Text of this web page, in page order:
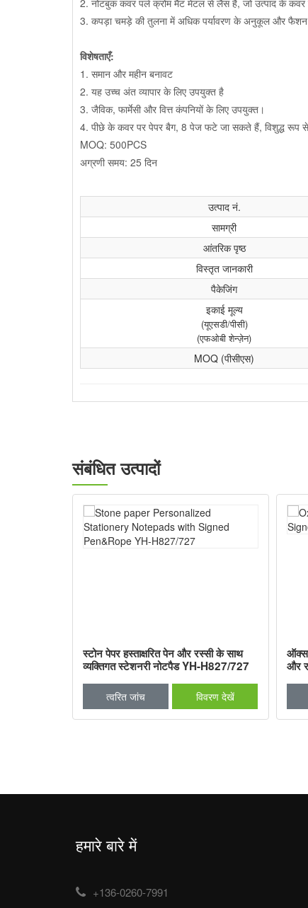
2. नोटबुक कवर पर्ल क्रोम मैट मेटल से लैस है, जो उत्पाद के
3. कपड़ा चमड़े की तुलना में अधिक पर्यावरण के अनुकूल और फैशन
विशेषताएँ:
1. समान और महीन बनावट
2. यह उच्च अंत व्यापार के लिए उपयुक्त है
3. जैविक, फार्मेसी और वित्त कंपनियों के लिए उपयुक्त।
4. पीछे के कवर पर पेपर बैग, 8 पेज फटे जा सकते हैं, विशुद्ध रूप से
MOQ: 500PCS
अग्रणी समय: 25 दिन
उत्पाद नं.
सामग्री
आंतरिक पृष्ठ
विस्‍तृत जानकारी
पैकेजिंग
इकाई मूल्य
(यूएसडी/पीसी)
(एफओबी शेन्ज़ेन)
MOQ (पीसीएस)
संबंधित उत्पादों
स्टोन पेपर हस्ताक्षरित पेन और रस्सी के साथ
व्यक्तिगत स्टेशनरी नोटपैड YH-H827/727
त्वरित जांच विवरण देखें
और
हमारे बारे में
+136-0260-7991